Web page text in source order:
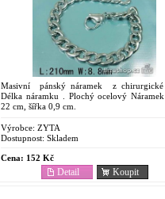
Masivní pánský náramek z chirurgické
Délka náramku . Plochý ocelový
22 cm, šířka 0,9 cm.
Výrobce: ZYTA
Dostupnost: Skladem
Cena: 152 Kč
Koupit
Detail